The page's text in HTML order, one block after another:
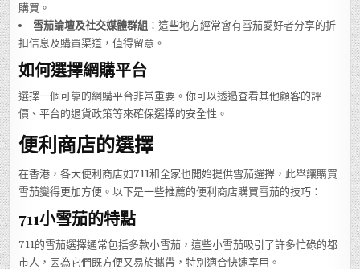
購買。
雪茄論壇及社交媒體群組 ：這些地方經常會有雪茄愛好者分享的折
扣信息及購買渠道，值得留意。
如何選擇網購平台
選擇一個可靠的網購平台非常重要。你可以透過查看其他顧客的評
價、平台的退貨政策等來確保選擇的安全性。
便利商店的選擇
在香港，各大便利商店如711和全家也開始提供雪茄選擇，此舉讓購買
雪茄變得更加方便。以下是一些推薦的便利商店購買雪茄的技巧：
711小雪茄的特點
711的雪茄選擇通常包括多款小雪茄，這些小雪茄吸引了許多忙碌的都
市人，因為它們既方便又易於攜帶，特別適合快速享用。